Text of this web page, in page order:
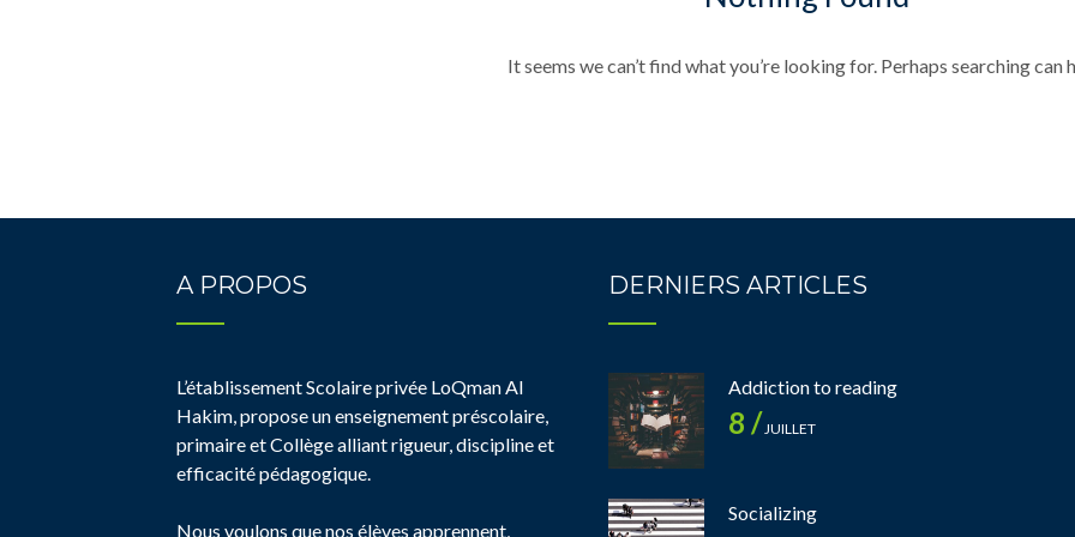
It seems we can’t find what you’re looking for. Perhaps searching can
A PROPOS
L’établissement Scolaire privée LoQman Al
Hakim, propose un enseignement préscolaire,
primaire et Collège alliant rigueur, discipline et
efficacité pédagogique.
Nous voulons que nos élèves apprennent,
DERNIERS ARTICLES
Addiction to reading
8 /JUILLET
Socializing